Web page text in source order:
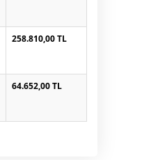
258.810,00 TL
64.652,00 TL